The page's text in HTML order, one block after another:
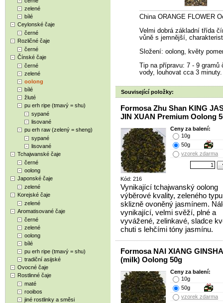
zelené
bílé
Ceylonské čaje
černé
Rozličné čaje
černé
Čínské čaje
černé
zelené
oolong
bílé
žluté
pu erh ripe (tmavý = shu)
sypané
lisované
pu erh raw (zelený = sheng)
sypané
lisované
Tchajwanské čaje
černé
oolong
Japonské čaje
zelené
Korejské čaje
zelené
Aromatisované čaje
černé
zelené
oolong
bílé
pu erh ripe (tmavý = shu)
tradiční asijské
Ovocné čaje
Rostlinné čaje
maté
rooibos
jiné rostlinky a směsi
China ORANGE FLOWER
Velmi dobrá základní třída
vůně s jemnější,
Složení: oolong, květy
Tip na přípravu: 7 - 9
vody, louhovat cca 3 minuty.
Související položky:
Formosa Zhu Shan KING
JIN XUAN Premium Oolong
Kód: 216
Ceny za balení:
10g
50g
vzorek zdarma
Vynikající tchajwanský oolong
výběrové kvality, zeleného
sklizně ovoněný jasmínem.
vynikající, velmi svěží, plné a
vyvážené, zelinkavé, sladce
chuti s lehčími tóny jasmínu.
Formosa NAI XIANG
(milk) Oolong 50g
Ceny za balení:
10g
50g
vzorek zdarma